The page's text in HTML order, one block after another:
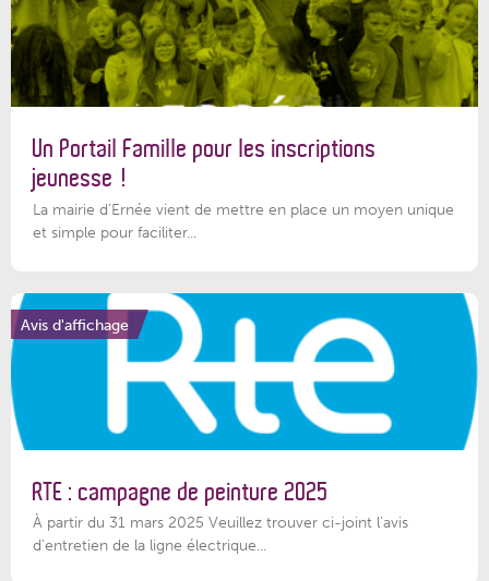
Un Portail Famille pour les inscriptions
jeunesse !
La mairie d’Ernée vient de mettre en place un moyen unique
et simple pour faciliter...
Avis d'affichage
RTE : campagne de peinture 2025
À partir du 31 mars 2025 Veuillez trouver ci-joint l'avis
d'entretien de la ligne électrique...